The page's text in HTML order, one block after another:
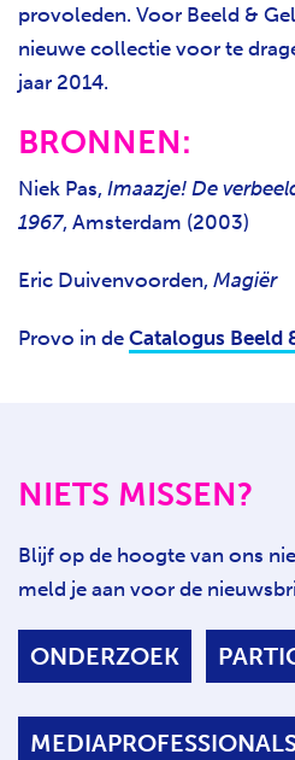
provoleden. Voor Beeld &
nieuwe collectie voor te
jaar 2014.
BRONNEN:
Niek Pas, Imaazje! De
1967, Amsterdam (2003)
Eric Duivenvoorden, Magiër
Provo in de Catalogus Beeld
NIETS MISSEN?
Blijf op de hoogte van ons
meld je aan voor de
ONDERZOEK